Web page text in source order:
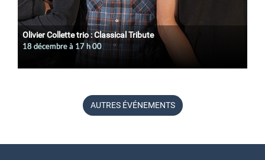
Olivier Collette trio : Classical Tribute
18 décembre à 17 h 00
AUTRES ÉVÉNEMENTS